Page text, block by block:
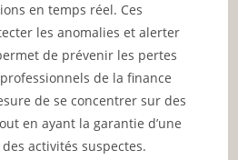
en temps réel. Ces
les anomalies et alerter
de prévenir les pertes
de la finance
de se concentrer sur des
en ayant la garantie d’une
activités suspectes.